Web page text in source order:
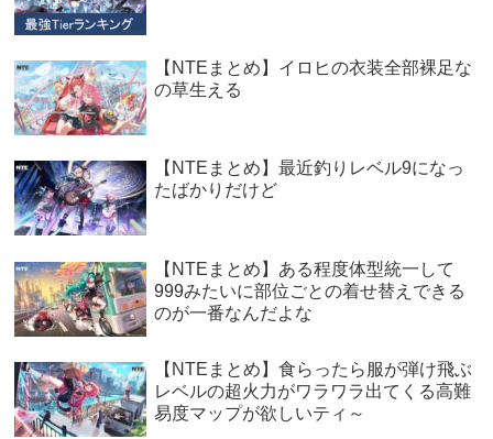
【NTEまとめ】イロヒの衣装全部裸足な
の草生える
【NTEまとめ】最近釣りレベル9になっ
たばかりだけど
【NTEまとめ】ある程度体型統一して
999みたいに部位ごとの着せ替えできる
のが一番なんだよな
【NTEまとめ】食らったら服が弾け飛ぶ
レベルの超火力がワラワラ出てくる高難
易度マップが欲しいティ～